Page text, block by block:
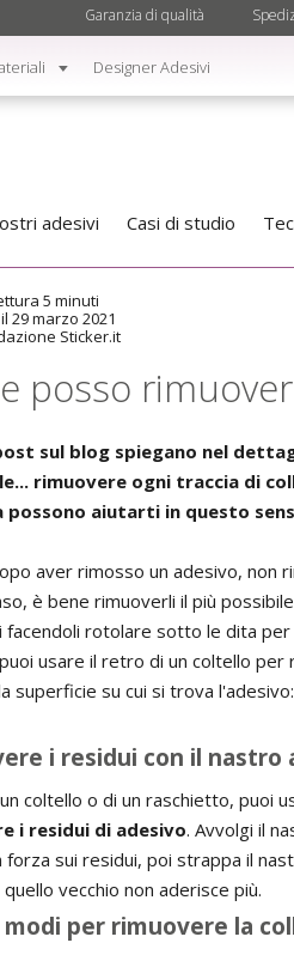
Designer Adesivi
Garanzia di qualità
adesivi Casi di studio
5 minuti
29 marzo 2021
Sticker.it
posso
sul blog spiegano nel
rimuovere ogni traccia di
possono aiutarti in questo
aver rimosso un adesivo, non
è bene rimuoverli il più
facendoli rotolare sotto le dita per
usare il retro di un coltello
superficie su cui si trova
i residui con il nastro
coltello o di un raschietto, puoi
i residui di adesivo. Avvolgi il
forza sui residui, poi strappa il
vecchio non aderisce più.
modi per rimuovere la